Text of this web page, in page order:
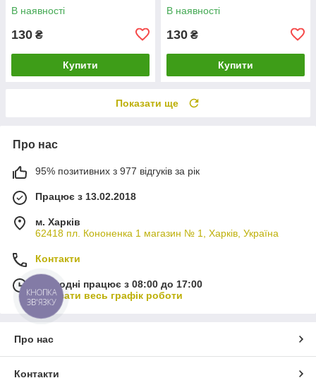
В наявності
130 ₴
Купити
В наявності
130 ₴
Купити
Показати ще
Про нас
95% позитивних з 977 відгуків за рік
Працює з 13.02.2018
м. Харків
62418 пл. Кононенка 1 магазин № 1, Харків, Україна
Контакти
Сьогодні працює з 08:00 до 17:00
Показати весь графік роботи
Про нас
Контакти
КНОПКА
ЗВ'ЯЗКУ